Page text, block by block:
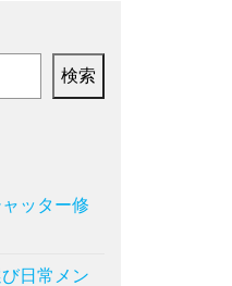
検索
ッター修
日常メン